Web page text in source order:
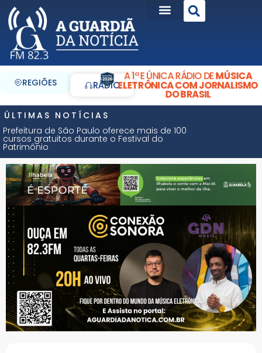
REGIÕES RÁDIO
A 1ª E ÚNICA RÁDIO DEMÚSICA
ELETRÔNICA COM JORNALISMO
DO BRASIL
ÚLTIMAS NOTÍCIAS
Prefeitura de São Paulo oferece mais de 100
cursos gratuitos durante o Festival do
Patrimônio